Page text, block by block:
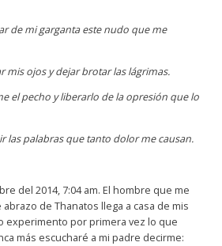
de mi garganta este nudo que me
mis ojos y dejar brotar las lágrimas.
el pecho y liberarlo de la opresión que lo
las palabras que tanto dolor me causan.
del 2014, 7:04 am. El hombre que me
de Thanatos llega a casa de mis
experimento por primera vez lo que
más escucharé a mi padre decirme: